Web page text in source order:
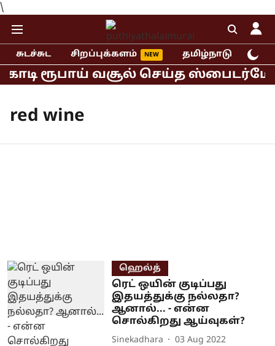
\
சுடச்சுட சிறப்புக்களம் தமிழ்நாடு
கோடி ரூபாய் வசூல் செய்த
red wine
ஹெல்த்
ரெட் ஒயின் குடிப்பது
இதயத்துக்கு நல்லதா?
ஆனால்... - என்ன
சொல்கிறது ஆய்வுகள்?
Sinekadhara
03 Aug 2022